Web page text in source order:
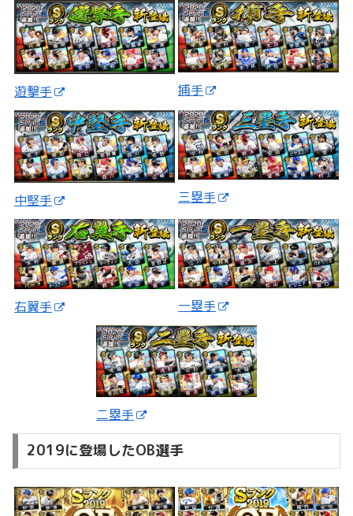
遊撃手 捕手
中堅手 三塁手
右翼手 一塁手
二塁手
2019に登場したOB選手